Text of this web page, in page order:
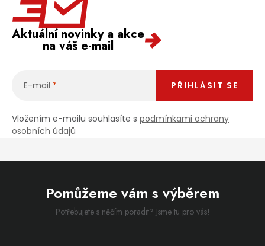
Aktuální novinky a akce
na váš e-mail
E-mail
Vložením e-mailu souhlasíte s podmínkami ochrany
osobních údajů
PŘIHLÁSIT SE
Pomůžeme vám s výběrem
Potřebujete s něčím poradit? Jsme tu pro vás!